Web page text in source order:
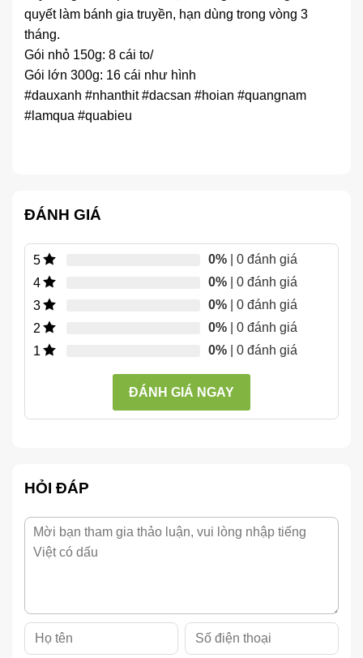
quyết làm bánh gia truyền, hạn dùng trong vòng 3
tháng.
Gói nhỏ 150g: 8 cái to/
Gói lớn 300g: 16 cái như hình
#dauxanh #nhanthit #dacsan #hoian #quangnam
#lamqua #quabieu
ĐÁNH GIÁ
5 0% | 0 đánh giá
4
0% | 0 đánh giá
3
0% | 0 đánh giá
2
0% | 0 đánh giá
1
0% | 0 đánh giá
ĐÁNH GIÁ NGAY
HỎI ĐÁP